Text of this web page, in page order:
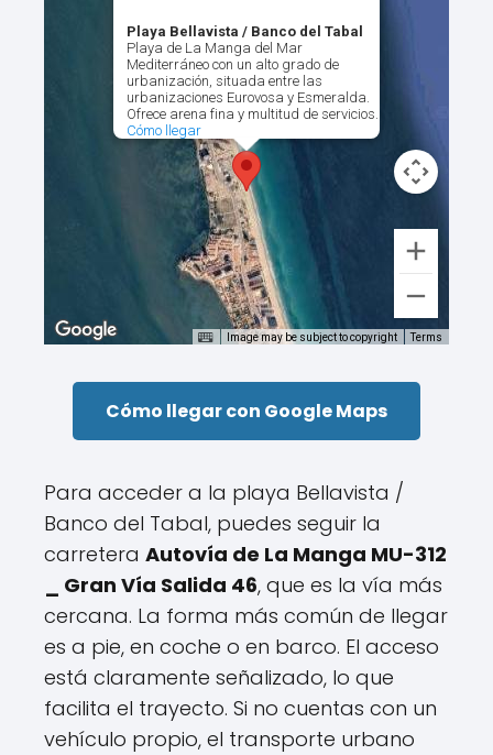
Playa Bellavista / Banco del Tabal
Playa de La Manga del Mar
Mediterráneo con un alto grado de
urbanización, situada entre las
urbanizaciones Eurovosa y Esmeralda.
Ofrece arena fina y multitud de servicios.
Cómo llegar
Image may be subject to copyright Terms
Cómo llegar con Google Maps
Para acceder a la playa Bellavista /
Banco del Tabal, puedes seguir la
carretera Autovía de La Manga MU-312
_ Gran Vía Salida 46, que es la vía más
cercana. La forma más común de llegar
es a pie, en coche o en barco. El acceso
está claramente señalizado, lo que
facilita el trayecto. Si no cuentas con un
vehículo propio, el transporte urbano